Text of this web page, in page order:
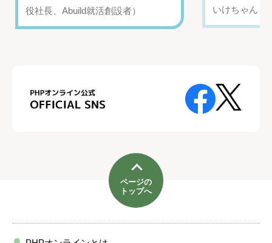
役社長、Abuild就活創設者）
いけちゃん（
ページの
トップへ